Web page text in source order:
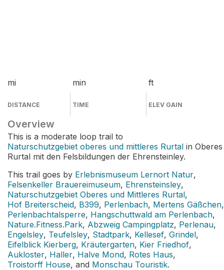
mi
DISTANCE
min
TIME
ft
ELEV GAIN
Overview
This is a moderate loop trail to
Naturschutzgebiet oberes und mittleres Rurtal in Oberes
Rurtal mit den Felsbildungen der Ehrensteinley.
This trail goes by Erlebnismuseum Lernort Natur,
Felsenkeller Brauereimuseum, Ehrensteinsley,
Naturschutzgebiet Oberes und Mittleres Rurtal,
Hof Breiterscheid, B399, Perlenbach, Mertens Gäßchen,
Perlenbachtalsperre, Hangschuttwald am Perlenbach,
Nature.Fitness.Park, Abzweig Campingplatz, Perlenau,
Engelsley, Teufelsley, Stadtpark, Kellesef, Grindel,
Eifelblick Kierberg, Kräutergarten, Kier Friedhof,
Aukloster, Haller, Halve Mond, Rotes Haus,
Troistorff House, and Monschau Touristik.